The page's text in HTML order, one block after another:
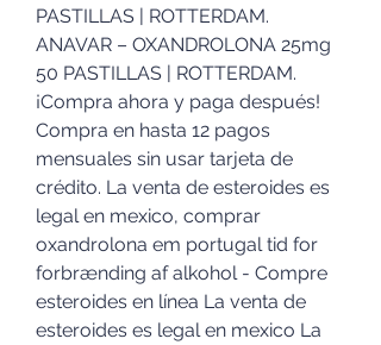
PASTILLAS | ROTTERDAM.
ANAVAR – OXANDROLONA 25mg
50 PASTILLAS | ROTTERDAM.
¡Compra ahora y paga después!
Compra en hasta 12 pagos
mensuales sin usar tarjeta de
crédito. La venta de esteroides es
legal en mexico, comprar
oxandrolona em portugal tid for
forbrænding af alkohol - Compre
esteroides en línea La venta de
esteroides es legal en mexico La